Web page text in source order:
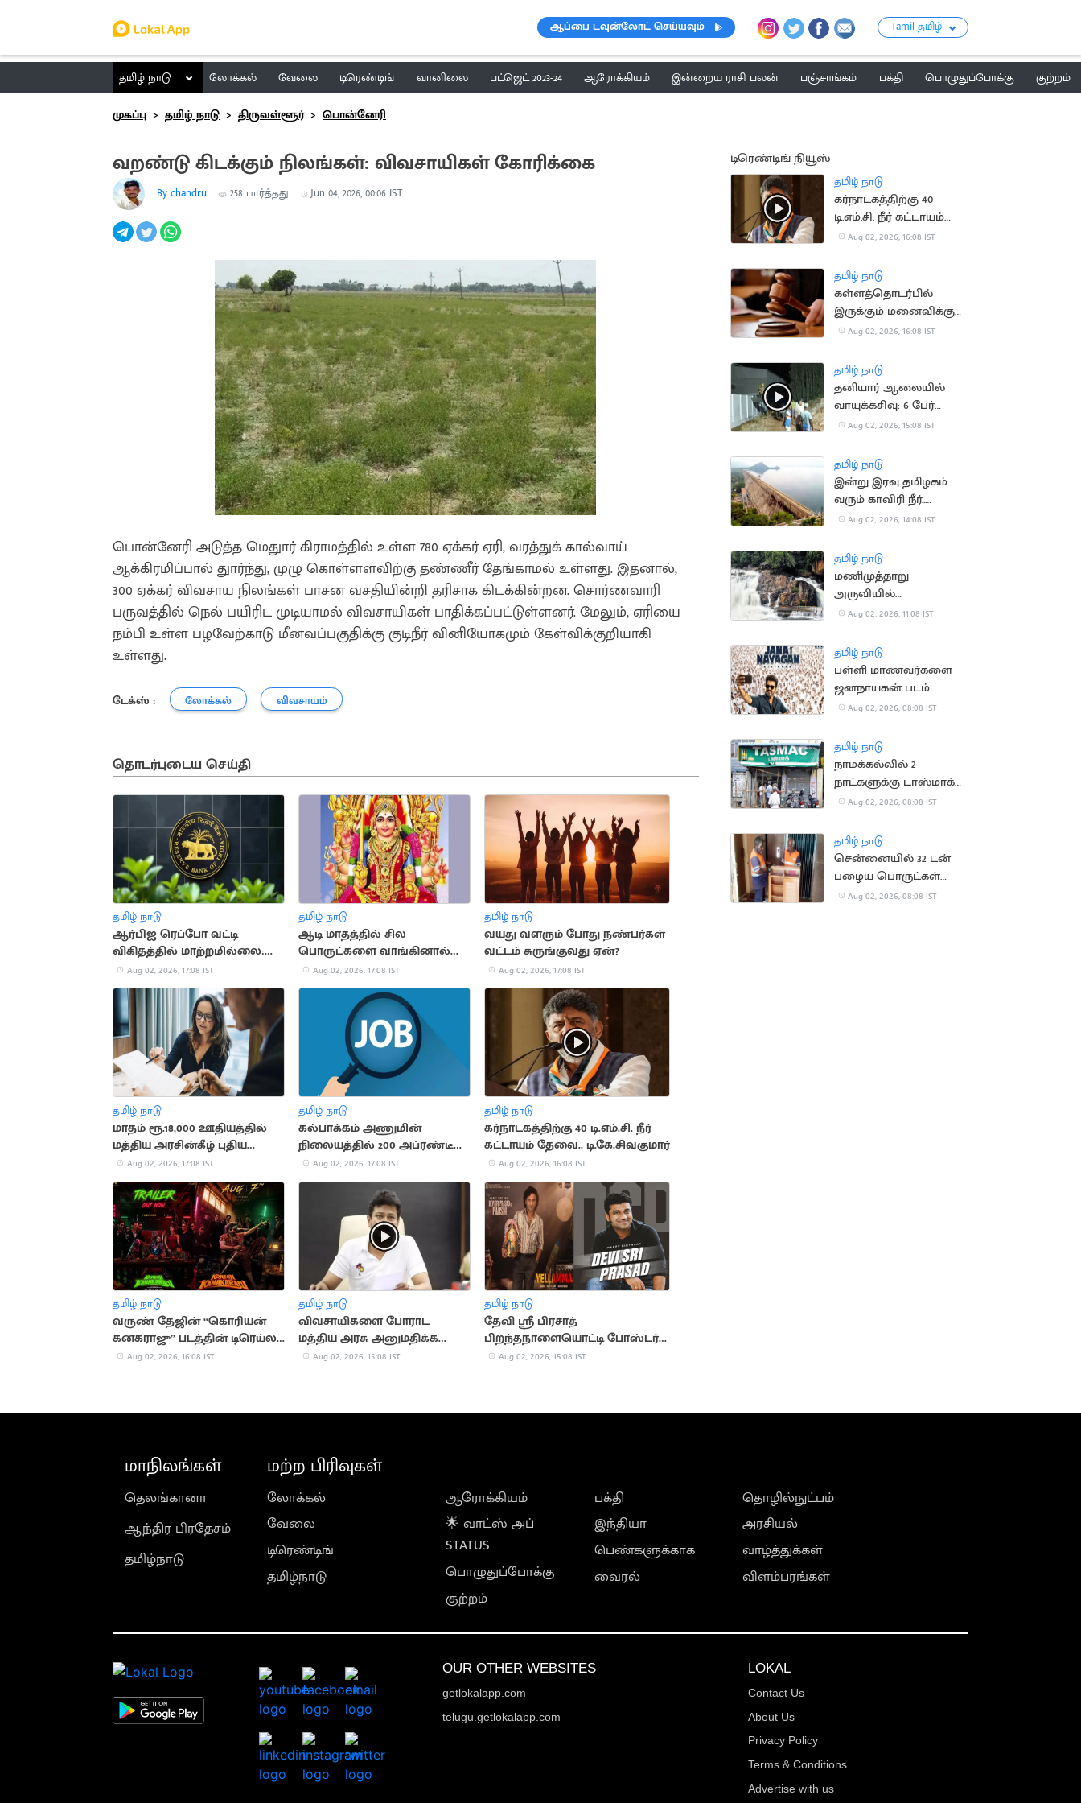
ஆப்பை டவுன்லோட் செய்யவும் Tamil தமிழ்
தமிழ் நாடு லோக்கல் வேலை டிரெண்டிங் வானிலை பட்ஜெட் 2023-24 ஆரோக்கியம் இன்றைய ராசி பலன் பஞ்சாங்கம் பக்தி பொழுதுப்போக்கு
குற்றம்
முகப்பு
தமிழ் நாடு திருவள்ளூர் பொன்னேரி
வறண்டு கிடக்கும் நிலங்கள்: விவசாயிகள் கோரிக்கை
By chandru 258 பார்த்தது Jun 04, 2026, 00:06 IST
பொன்னேரி அடுத்த மெதுார் கிராமத்தில் உள்ள 780 ஏக்கர் ஏரி, வரத்துக் கால்வாய்
ஆக்கிரமிப்பால் துார்ந்து, முழு கொள்ளளவிற்கு தண்ணீர் தேங்காமல் உள்ளது. இதனால்,
300 ஏக்கர் விவசாய நிலங்கள் பாசன வசதியின்றி தரிசாக கிடக்கின்றன. சொர்ணவாரி
பருவத்தில் நெல் பயிரிட முடியாமல் விவசாயிகள் பாதிக்கப்பட்டுள்ளனர். மேலும், ஏரியை
நம்பி உள்ள பழவேற்காடு மீனவப்பகுதிக்கு குடிநீர் வினியோகமும் கேள்விக்குறியாகி
உள்ளது.
டேக்ஸ் : லோக்கல் விவசாயம்
தொடர்புடைய செய்தி
தமிழ் நாடு
ஆர்பிஐ ரெப்போ வட்டி
விகிதத்தில் மாற்றமில்லை:
பொருளாதார நிபுணர்கள்
கணிப்பு
Aug 02, 2026, 17:08 IST
தமிழ் நாடு
ஆடி மாதத்தில் சில
பொருட்களை வாங்கினால்
பண நஷ்டம் ஏற்படுமா?
Aug 02, 2026, 17:08 IST
தமிழ் நாடு
வயது வளரும் போது நண்பர்கள்
வட்டம் சுருங்குவது ஏன்?
Aug 02, 2026, 17:08 IST
தமிழ் நாடு
மாதம் ரூ.18,000 ஊதியத்தில்
மத்திய அரசின்கீழ் புதிய
வேலைவாய்ப்பு அறிவிப்பு
Aug 02, 2026, 17:08 IST
தமிழ் நாடு
கல்பாக்கம் அணுமின்
நிலையத்தில் 200 அப்ரண்டீஸ்
பணியிடங்கள்
Aug 02, 2026, 17:08 IST
தமிழ் நாடு
கர்நாடகத்திற்கு 40 டி.எம்.சி. நீர்
கட்டாயம் தேவை.. டி.கே.சிவகுமார்
Aug 02, 2026, 16:08 IST
தமிழ் நாடு
வருண் தேஜின் “கொரியன்
கனகராஜு” படத்தின் டிரெய்லர்
வெளியீடு
Aug 02, 2026, 16:08 IST
தமிழ் நாடு
விவசாயிகளை போராட
மத்திய அரசு அனுமதிக்க
வேண்டும் - உதயநிதி
Aug 02, 2026, 15:08 IST
தமிழ் நாடு
தேவி ஸ்ரீ பிரசாத்
பிறந்தநாளையொட்டி போஸ்டர்
வெளியிட்ட படக்குழு
Aug 02, 2026, 15:08 IST
டிரெண்டிங் நியூஸ்
தமிழ் நாடு
கர்நாடகத்திற்கு 40
டி.எம்.சி. நீர் கட்டாயம்
தேவை.. டி.கே.சிவகுமார்
Aug 02, 2026, 16:08 IST
தமிழ் நாடு
கள்ளத்தொடர்பில்
இருக்கும் மனைவிக்கு
இடைக்கால ஜீவனாம்சம்
Aug 02, 2026, 16:08 IST
தமிழ் நாடு
தனியார் ஆலையில்
வாயுக்கசிவு: 6 பேர்
மருத்துவமனையில்
Aug 02, 2026, 15:08 IST
தமிழ் நாடு
இன்று இரவு தமிழகம்
வரும் காவிரி நீர்..
மேட்டூர் அணை நிறைய
Aug 02, 2026, 14:08 IST
தமிழ் நாடு
மணிமுத்தாறு
அருவியில்
வெள்ளப்பெருக்கு: 2-
தடை
Aug 02, 2026, 11:08 IST
தமிழ் நாடு
பள்ளி மாணவர்களை
ஜனநாயகன் படம்
பார்க்க
புகார்
Aug 02, 2026, 08:08 IST
தமிழ் நாடு
நாமக்கல்லில் 2
நாட்களுக்கு டாஸ்மாக்
கடைகள் மூட உத்தரவு
Aug 02, 2026, 08:08 IST
தமிழ் நாடு
சென்னையில் 32 டன்
பழைய பொருட்கள்
சேகரிக்கப்பட்டு அகற்றம்
Aug 02, 2026, 08:08 IST
மாநிலங்கள்
தெலங்கானா
ஆந்திர பிரதேசம்
தமிழ்நாடு
மற்ற பிரிவுகள்
லோக்கல்
வேலை
டிரெண்டிங்
தமிழ்நாடு
ஆரோக்கியம்
🌟 வாட்ஸ் அப்
STATUS
பொழுதுப்போக்கு
குற்றம்
பக்தி
இந்தியா
பெண்களுக்காக
வைரல்
தொழில்நுட்பம்
அரசியல்
வாழ்த்துக்கள்
விளம்பரங்கள்
OUR OTHER WEBSITES
getlokalapp.com
telugu.getlokalapp.com
LOKAL
Contact Us
About Us
Privacy Policy
Terms & Conditions
Advertise with us